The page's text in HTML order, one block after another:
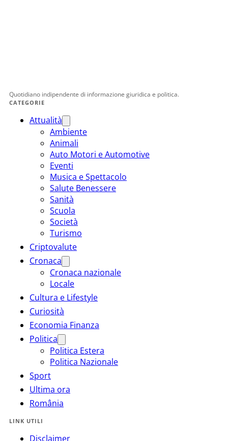
Quotidiano indipendente di informazione giuridica e politica.
CATEGORIE
Attualità
Ambiente
Animali
Auto Motori e Automotive
Eventi
Musica e Spettacolo
Salute Benessere
Sanità
Scuola
Società
Turismo
Criptovalute
Cronaca
Cronaca nazionale
Locale
Cultura e Lifestyle
Curiosità
Economia Finanza
Politica
Politica Estera
Politica Nazionale
Sport
Ultima ora
România
LINK UTILI
Disclaimer